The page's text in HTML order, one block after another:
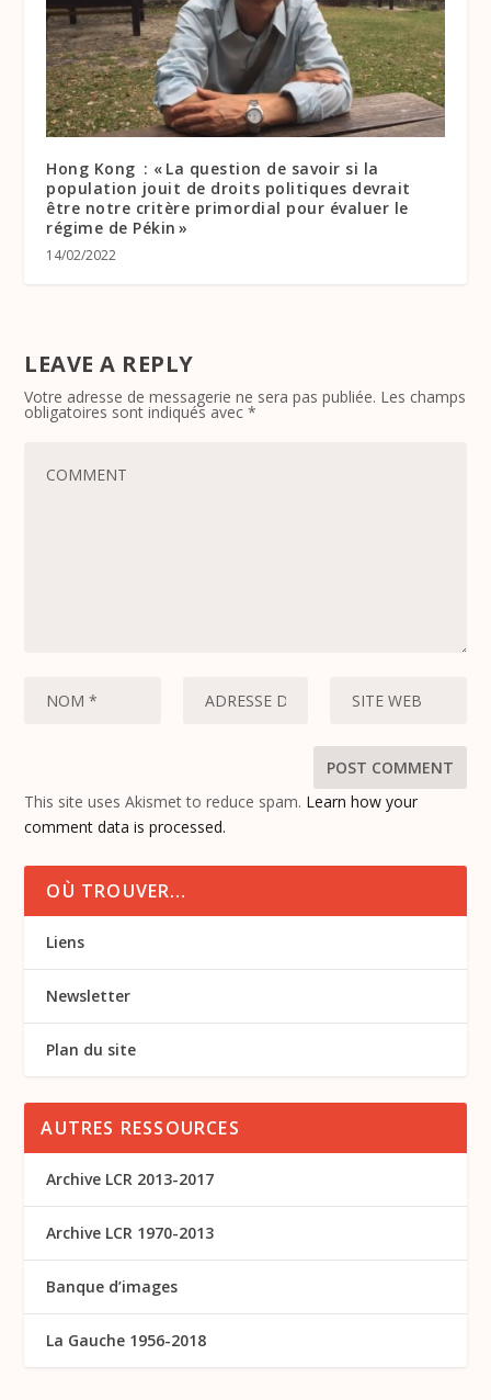
Hong Kong : « La question de savoir si la
population jouit de droits politiques devrait
être notre critère primordial pour évaluer le
régime de Pékin »
14/02/2022
LEAVE A REPLY
Votre adresse de messagerie ne sera pas publiée. Les champs
obligatoires sont indiqués avec*
This site uses Akismet to reduce spam. Learn how your
comment data is processed.
OÙ TROUVER…
Liens
Newsletter
Plan du site
AUTRES RESSOURCES
Archive LCR 2013-2017
Archive LCR 1970-2013
Banque d’images
La Gauche 1956-2018